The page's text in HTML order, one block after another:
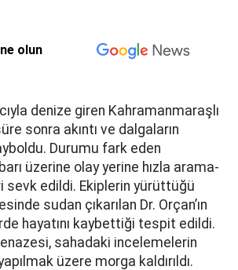
olun
denize giren Kahramanmaraşlı
sonra akıntı ve dalgaların
Durumu fark eden
üzerine olay yerine hızla arama-
sevk edildi. Ekiplerin yürüttüğü
sudan çıkarılan Dr. Orçan’ın
hayatını kaybettiği tespit edildi.
sahadaki incelemelerin
üzere morga kaldırıldı.